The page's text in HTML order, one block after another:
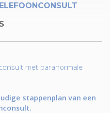
met paranormale
stappenplan van een